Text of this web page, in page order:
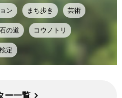
ン まち歩き 芸術
の道 コウノトリ
定
ー一覧